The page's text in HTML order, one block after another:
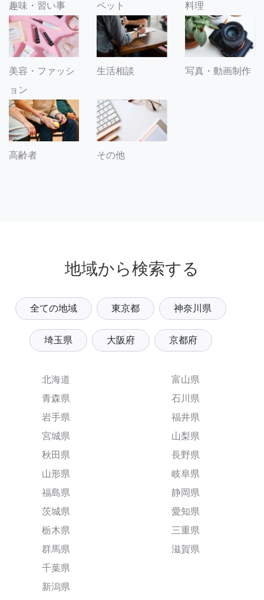
趣味・習い事 ペット 料理
美容・ファッシ
ョン
生活相談 写真・動画制作
高齢者 その他
地域から検索する
全ての地域 東京都 神奈川県
埼玉県 大阪府 京都府
北海道
青森県
岩手県
宮城県
秋田県
山形県
福島県
茨城県
栃木県
群馬県
千葉県
新潟県
富山県
石川県
福井県
山梨県
長野県
岐阜県
静岡県
愛知県
三重県
滋賀県